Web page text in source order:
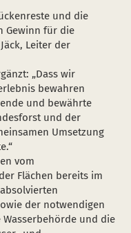
und die
Gewinn für die
Leiter der
„Dass wir
bewahren
und bewährte
und der
Umsetzung
vom
Flächen bereits im
der notwendigen
und die